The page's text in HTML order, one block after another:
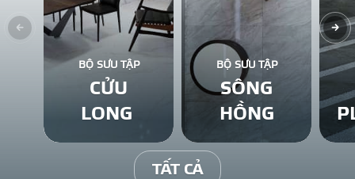
GẠCH ỐP LÁT
BÊ TÔNG KHÍ
NGÓI LỢP
BỘ SƯU TẬP
CỬU
LONG
BỘ SƯU TẬP
SÔNG
HỒNG
TẤT CẢ